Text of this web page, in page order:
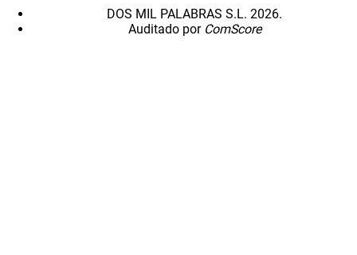
DOS MIL PALABRAS S.L. 2026.
Auditado por ComScore